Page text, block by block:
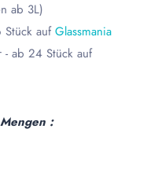
ab 3L)
Stück aufGlassmania
- ab 24 Stück auf
: